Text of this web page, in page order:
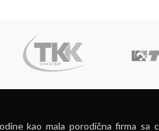
kao mala porodična firma sa